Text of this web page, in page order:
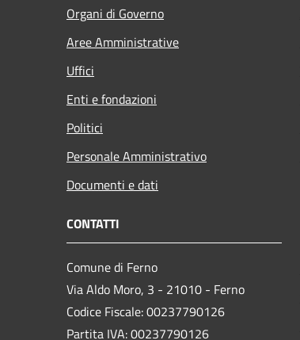
Organi di Governo
Aree Amministrative
Uffici
Enti e fondazioni
Politici
Personale Amministrativo
Documenti e dati
CONTATTI
Comune di Ferno
Via Aldo Moro, 3 - 21010 - Ferno
Codice Fiscale: 00237790126
Partita IVA: 00237790126